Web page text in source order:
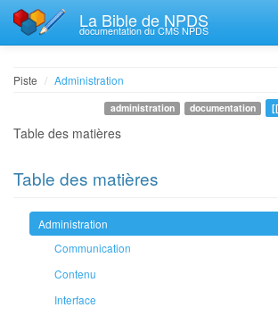
La Bible de NPDS
documentation du CMS NPDS
Piste Administration
administration documentation
Table des matières
Table des matières
Administration
Communication
Contenu
Interface